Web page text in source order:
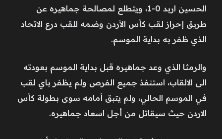
الحسين اربد 0-1، ويتطلع لمصالحة جماهيره عن
طريق إحراز لقب كأس الأردن وضمه للقب درع الاتحاد
الذي ظفر به بداية الموسم.
والرمثا الذي وعد جماهيره قبل بداية الموسم بعودته
الى الالقاب، استنفذ جميع الفرص ولم يظفر باي لقب
في الموسم الحالي، ولم يتبق أمامه سوى بطولة كأس
الاردن حيث سيقاتل من أجل اسعاد جماهيره.